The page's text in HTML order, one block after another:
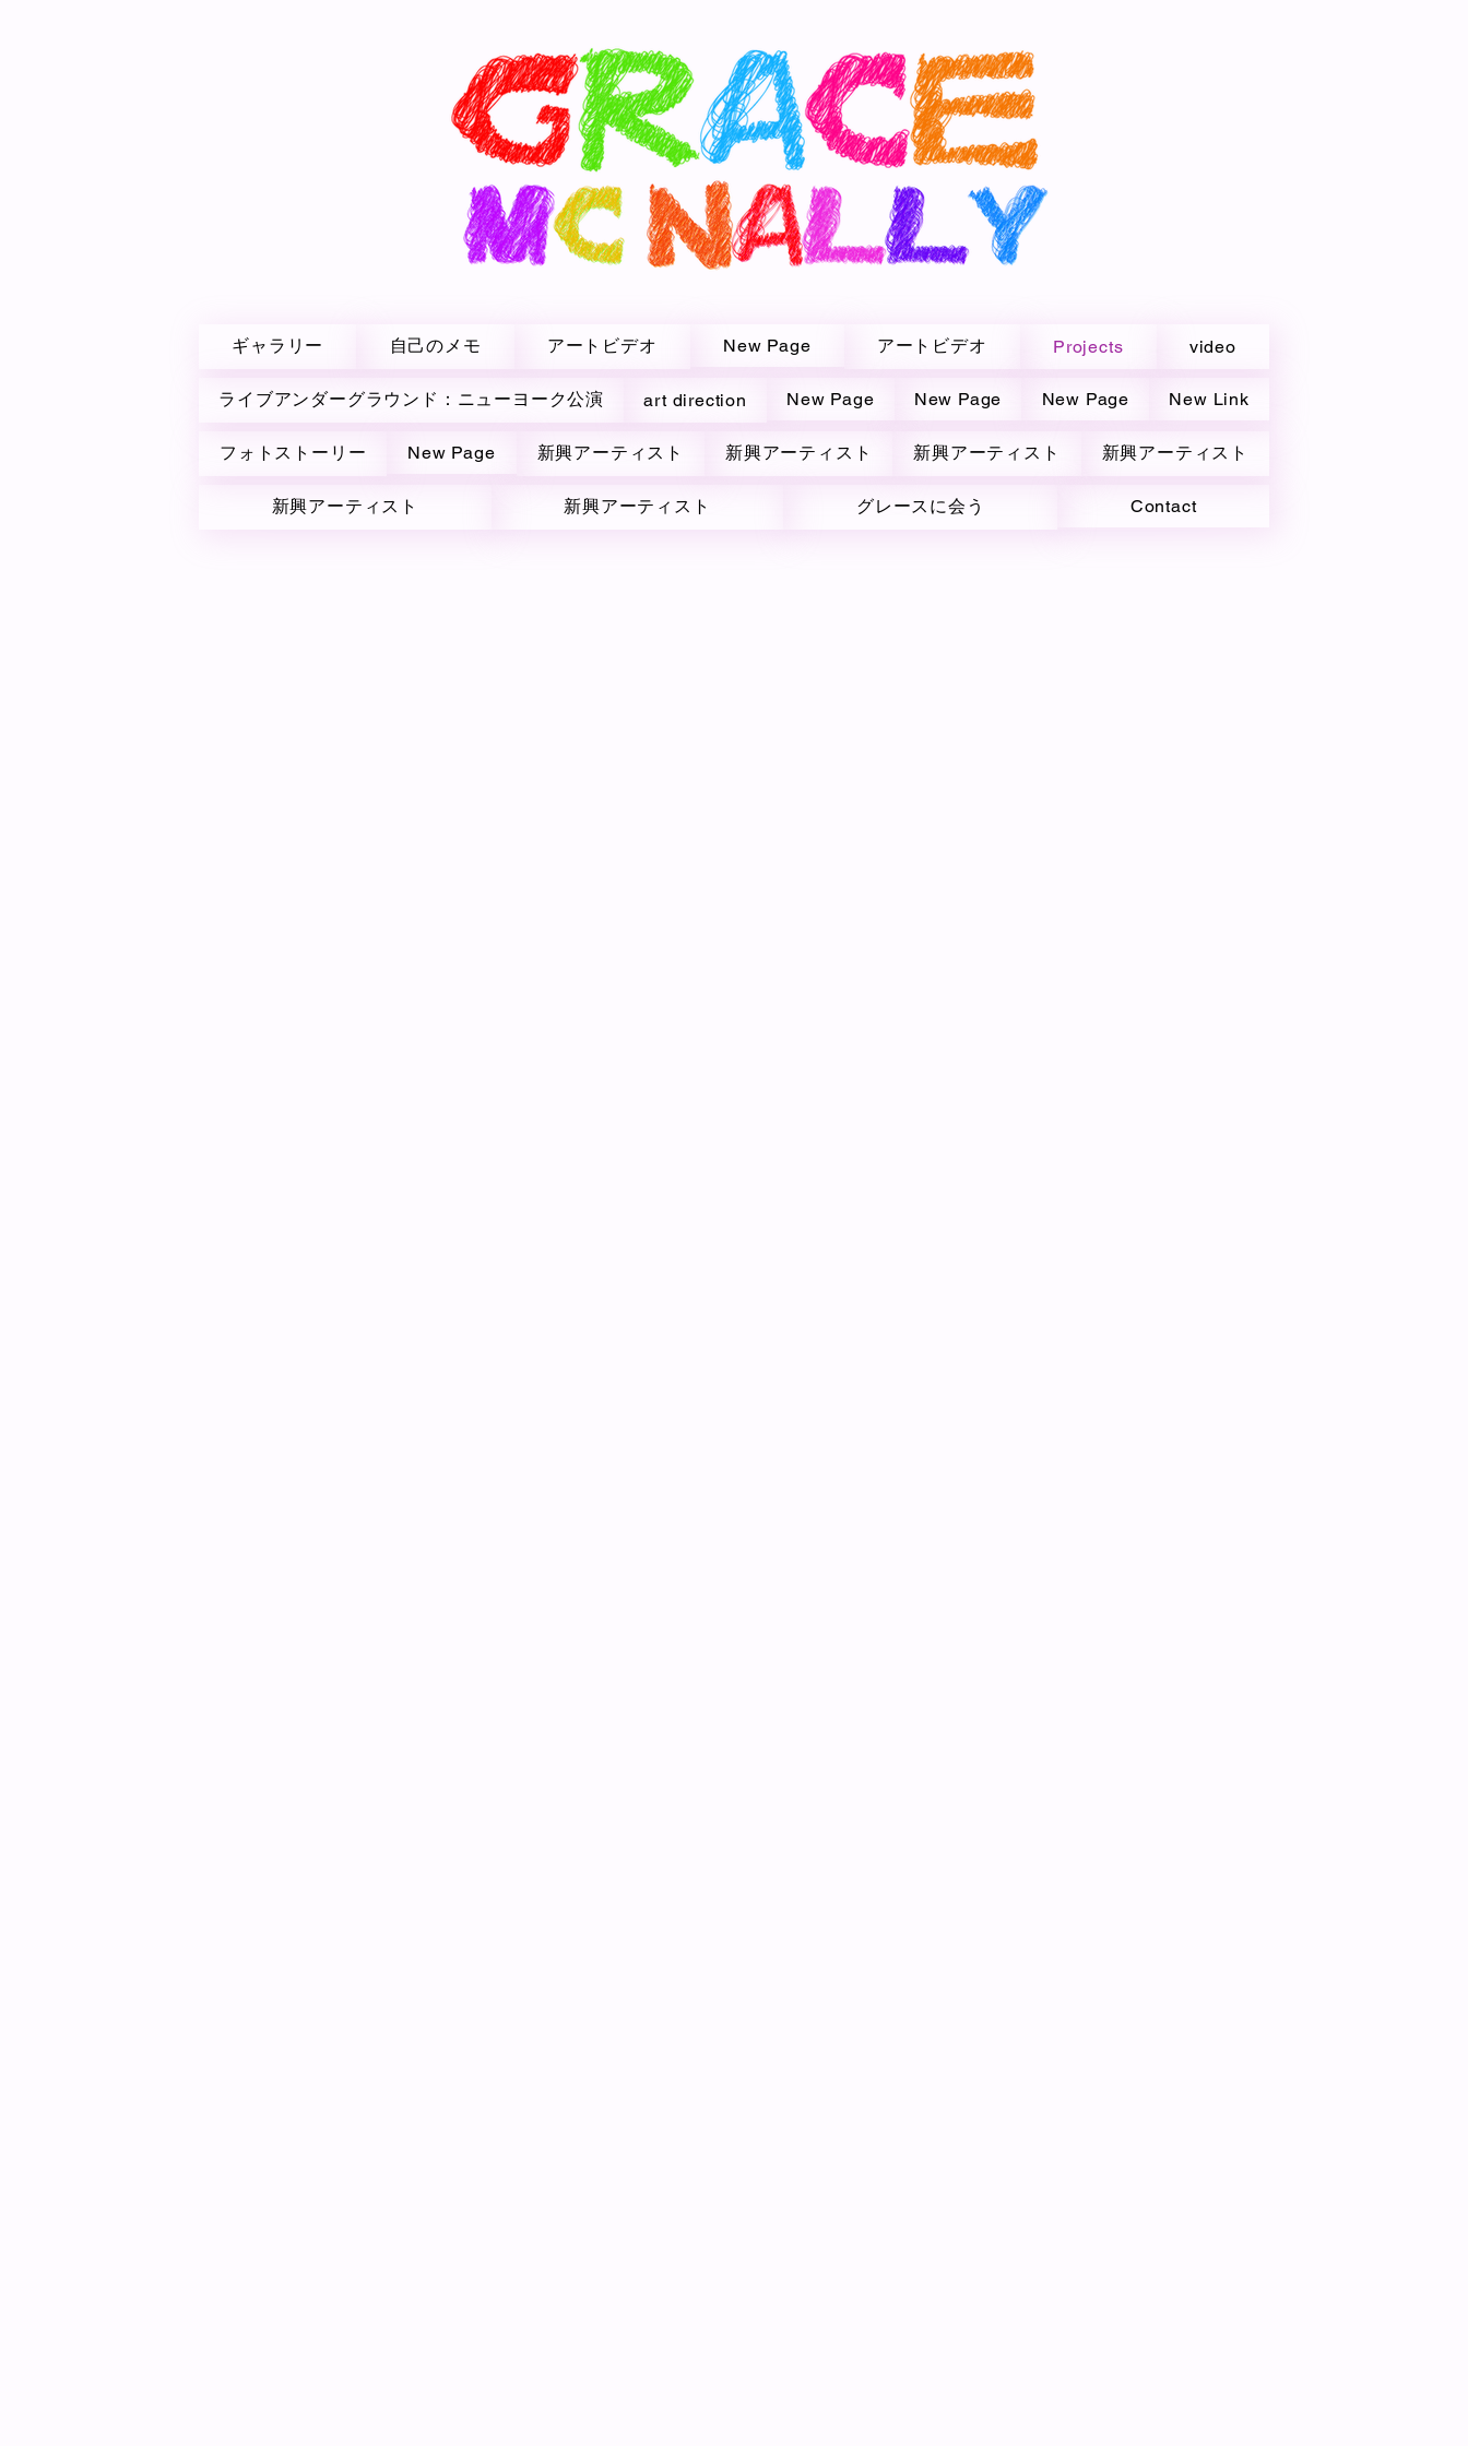
ギャラリー 自己のメモ アートビデオ New Page アートビデオ Projects video
ライブアンダーグラウンド：ニューヨーク公演 art direction New Page New Page New Page New Link
フォトストーリー New Page 新興アーティスト 新興アーティスト 新興アーティスト 新興アーティスト
新興アーティスト 新興アーティスト グレースに会う Contact